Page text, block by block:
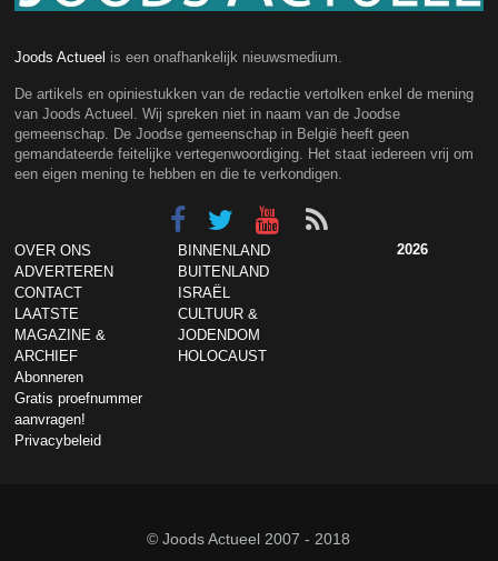
Joods Actueel is een onafhankelijk nieuwsmedium.
De artikels en opiniestukken van de redactie vertolken enkel de mening
van Joods Actueel. Wij spreken niet in naam van de Joodse
gemeenschap. De Joodse gemeenschap in België heeft geen
gemandateerde feitelijke vertegenwoordiging. Het staat iedereen vrij om
een eigen mening te hebben en die te verkondigen.
OVER ONS
ADVERTEREN
CONTACT
LAATSTE
MAGAZINE &
ARCHIEF
Abonneren
Gratis proefnummer
aanvragen!
Privacybeleid
BINNENLAND
BUITENLAND
ISRAËL
CULTUUR &
JODENDOM
HOLOCAUST
2026
© Joods Actueel 2007 - 2018